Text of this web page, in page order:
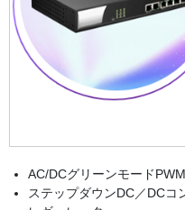
AC/DCグリーンモード
ステップダウンDC／DCコ